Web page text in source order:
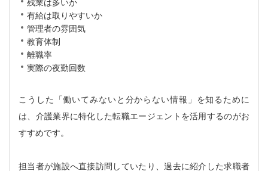
残業は多いか
有給は取りやすいか
管理者の雰囲気
教育体制
離職率
実際の夜勤回数
こうした「働いてみないと分からない情報」を知るために
は、介護業界に特化した転職エージェントを活用するのがお
すすめです。
担当者が施設へ直接訪問していたり、過去に紹介した求職者